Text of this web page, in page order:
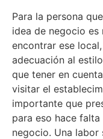
Para la persona
idea de negocio
encontrar ese
adecuación al
que tener en
visitar el
importante que
para eso hace
negocio. Una